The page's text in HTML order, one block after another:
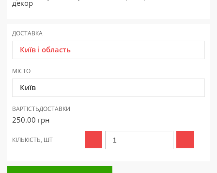
декор
ДОСТАВКА
Київ і область
МІСТО
Київ
ВАРТІСТЬДОСТАВКИ
250.00 грн
КІЛЬКІСТЬ, ШТ